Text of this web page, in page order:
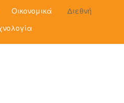
Οικονομικά
Διεθνή